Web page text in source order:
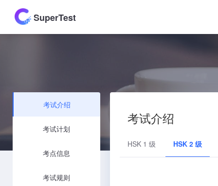
SuperTest
考试介绍
考试计划
考点信息
考试规则
考试介绍
HSK 1 级 HSK 2 级